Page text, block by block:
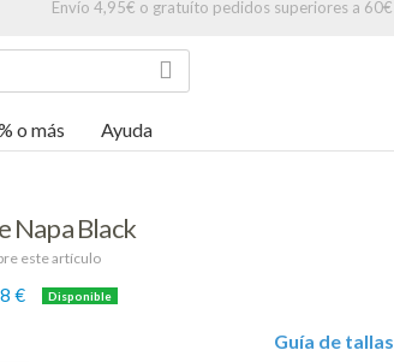
Envío 4,95€ o gratuíto pedidos superiores a 60€
o más Ayuda
Napa Black
este artículo
€
Guía de tallas